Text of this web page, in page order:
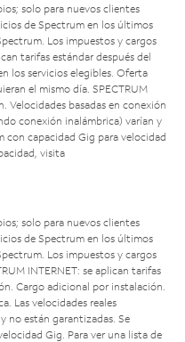
solo para nuevos clientes
de Spectrum en los últimos
Los impuestos y cargos
tarifas estándar después del
los servicios elegibles. Oferta
el mismo día. SPECTRUM
Velocidades basadas en conexión
conexión inalámbrica) varían y
con capacidad Gig para velocidad
visita
solo para nuevos clientes
de Spectrum en los últimos
Los impuestos y cargos
INTERNET: se aplican tarifas
Cargo adicional por instalación.
Las velocidades reales
no están garantizadas. Se
Gig. Para ver una lista de